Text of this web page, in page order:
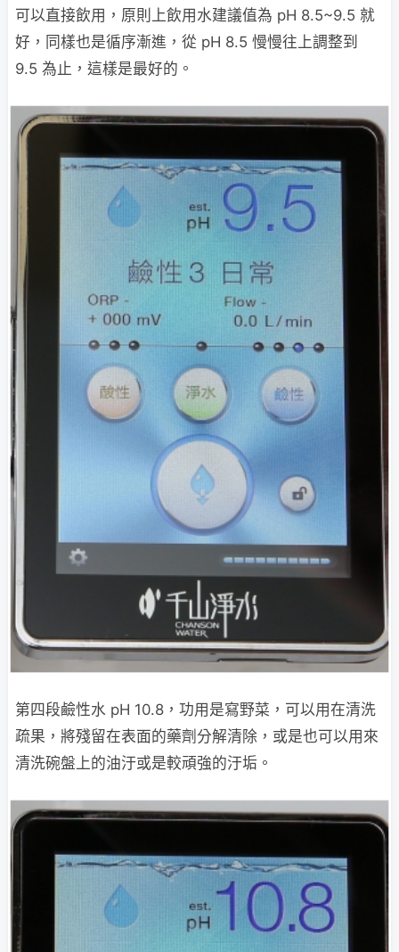
可以直接飲用，原則上飲用水建議值為 pH 8.5~9.5 就
好，同樣也是循序漸進，從 pH 8.5 慢慢往上調整到
9.5 為止，這樣是最好的。
第四段鹼性水 pH 10.8，功用是寫野菜，可以用在清洗
疏果，將殘留在表面的藥劑分解清除，或是也可以用來
清洗碗盤上的油汙或是較頑強的汙垢。